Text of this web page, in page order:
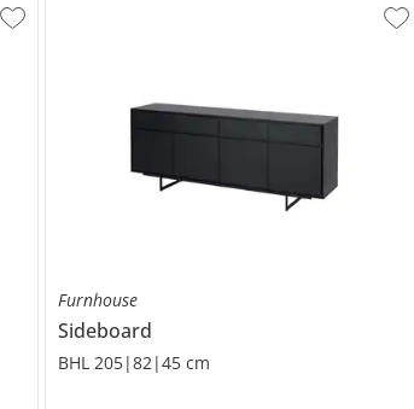
Furnhouse
Sideboard
BHL 205|82|45 cm